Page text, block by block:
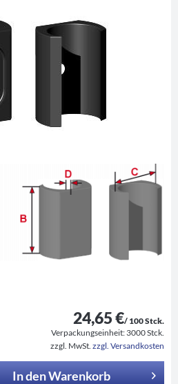
24,65 €/ 100 Stck.
Verpackungseinheit: 3000 Stck.
zzgl. MwSt. zzgl. Versandkosten
In denWarenkorb